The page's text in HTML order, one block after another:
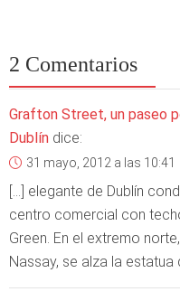
2 Comentarios
Grafton Street, un paseo
Dublín dice:
31 mayo, 2012 a las 10:41
[…] elegante de Dublín
centro comercial con
Green. En el extremo
Nassay, se alza la